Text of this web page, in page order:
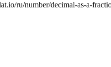
ru/number/decimal-as-a-